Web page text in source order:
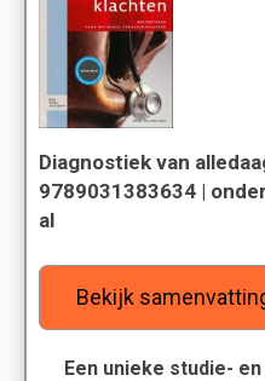
Diagnostiek van
9789031383634 |
al
Bekijk
Een unieke studie-